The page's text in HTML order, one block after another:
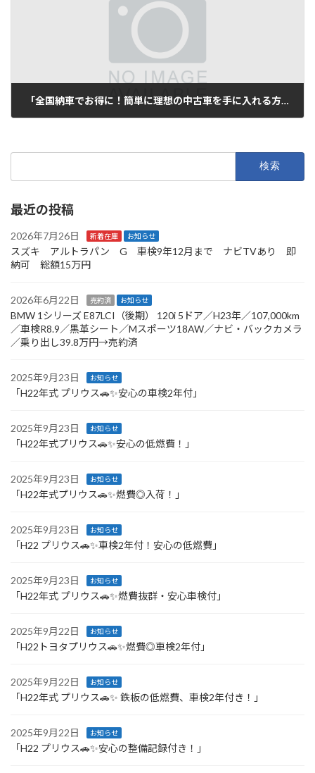
「全国納車でお得に！簡単に理想の中古車を手に入れる方法」
最近の投稿
2026年7月26日 新着在庫 お知らせ
スズキ アルトラパン G 車検9年12月まで ナビTVあり 即
納可 総額15万円
2026年6月22日 売約済 お知らせ
BMW 1シリーズ E87LCI（後期） 120i 5ドア／H23年／107,000km
／車検R8.9／黒革シート／Mスポーツ18AW／ナビ・バックカメラ
／乗り出し39.8万円→売約済
2025年9月23日 お知らせ
「H22年式 プリウス🚗✨安心の車検2年付」
2025年9月23日 お知らせ
「H22年式プリウス🚗✨安心の低燃費！」
2025年9月23日 お知らせ
「H22年式プリウス🚗✨燃費◎入荷！」
2025年9月23日 お知らせ
「H22 プリウス🚗✨車検2年付！安心の低燃費」
2025年9月23日 お知らせ
「H22年式 プリウス🚗✨燃費抜群・安心車検付」
2025年9月22日 お知らせ
「H22トヨタプリウス🚗✨燃費◎車検2年付」
2025年9月22日 お知らせ
「H22年式 プリウス🚗✨ 鉄板の低燃費、車検2年付き！」
2025年9月22日 お知らせ
「H22 プリウス🚗✨安心の整備記録付き！」